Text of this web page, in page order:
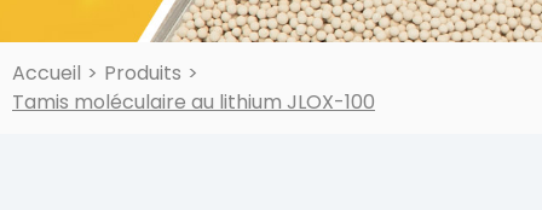
Accueil > Produits >
Tamis moléculaire au lithium JLOX-100